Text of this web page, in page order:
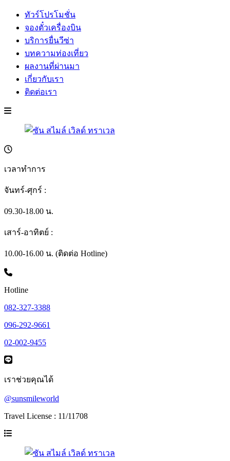
ทัวร์โปรโมชั่น
จองตั๋วเครื่องบิน
บริการยื่นวีซ่า
บทความท่องเที่ยว
ผลงานที่ผ่านมา
เกี่ยวกับเรา
ติดต่อเรา
เวลาทำการ
จันทร์-ศุกร์ :
09.30-18.00 น.
เสาร์-อาทิตย์ :
10.00-16.00 น. (ติดต่อ Hotline)
Hotline
082-327-3388
096-292-9661
02-002-9455
เราช่วยคุณได้
@sunsmileworld
Travel License : 11/11708